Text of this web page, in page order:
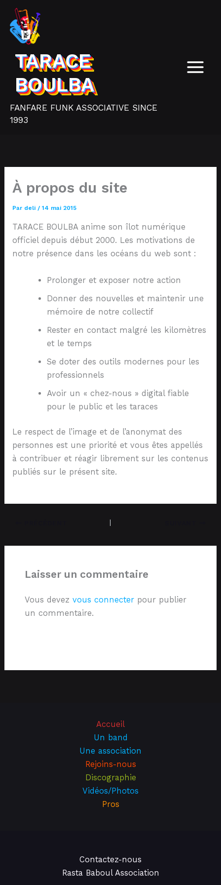
Aller
contenu
TARACE
BOULBA
FANFARE FUNK ASSOCIATIVE SINCE
1993
À propos du site
Par deli /14 mai 2015
TARACE BOULBA anime son îlot numérique
officiel depuis début 2000. Les motivations de
notre présence dans les océans du web sont :
Prolonger et exposer notre action
Donner des nouvelles et maintenir une
mémoire de notre collectif
Rester en contact malgré les kilomètres
et le temps
Se doter des outils modernes pour les
professionnels
Avoir un « chez-nous » digital fiable
pour le public et les taraces
Le respect de l’image et de l’anonymat des
personnes est une priorité et vous êtes appellés
à contribuer et réagir librement sur les contenus
publiés sur le présent site.
Laisser un commentaire
Vous devez vous connecterpour publier
un commentaire.
Accueil
Un band
Une association
Rejoins-nous
Discographie
Vidéos/Photos
Pros
Contactez-nous
Rasta Baboul Association